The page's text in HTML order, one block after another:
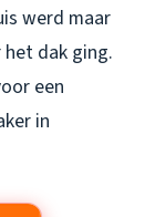
werd maar
dak ging.
een
in